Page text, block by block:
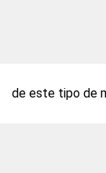
de este tipo de